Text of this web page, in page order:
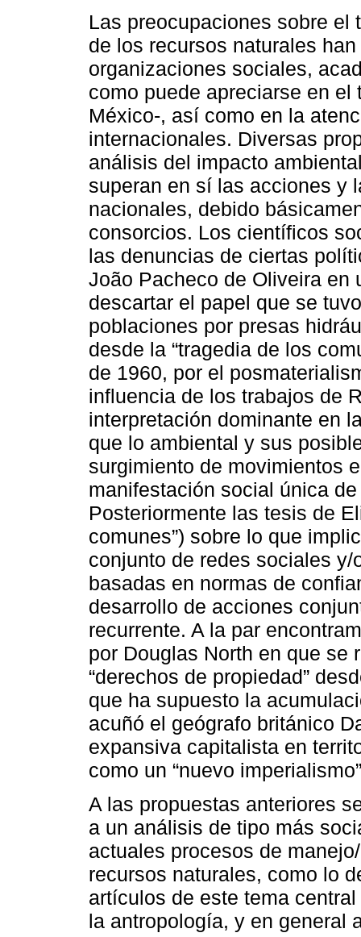
Las preocupaciones sobre el
de los recursos naturales
organizaciones sociales,
como puede apreciarse en
México-, así como en la
internacionales. Diversas
análisis del impacto
superan en sí las acciones y
nacionales, debido
consorcios. Los científicos
las denuncias de ciertas
João Pacheco de Oliveira en
descartar el papel que se
poblaciones por presas
desde la “tragedia de los
de 1960, por el
influencia de los trabajos de
interpretación dominante en
que lo ambiental y sus
surgimiento de movimientos
manifestación social única
Posteriormente las tesis de
comunes”) sobre lo que
conjunto de redes sociales
basadas en normas de
desarrollo de acciones
recurrente. A la par
por Douglas North en que se
“derechos de propiedad”
que ha supuesto la
acuñó el geógrafo británico
expansiva capitalista en
como un “nuevo
A las propuestas anteriores
a un análisis de tipo más
actuales procesos de
recursos naturales, como lo
artículos de este tema
la antropología, y en general